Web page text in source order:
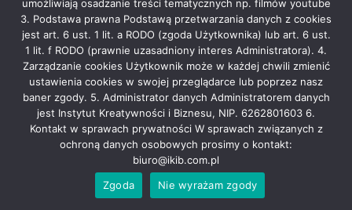
Grupa Medialna Story|Theme: News Portal by Mystery Themes
Bemowo
Białołęka Bielany Mokotów
Ochota
Praga Północ
Praga Południe Rembertów
Śródmieście
Ursus Ursynów
Wesoła
Wilanów
WYDARZENIA
umożliwiają osadzanie treści tematycznych np. filmów youtube
3. Podstawa prawna Podstawą przetwarzania danych z cookies
jest art. 6 ust. 1 lit. a RODO (zgoda Użytkownika) lub art. 6 ust.
1 lit. f RODO (prawnie uzasadniony interes Administratora). 4.
Zarządzanie cookies Użytkownik może w każdej chwili zmienić
ustawienia cookies w swojej przeglądarce lub poprzez nasz
baner zgody. 5. Administrator danych Administratorem danych
jest Instytut Kreatywności i Biznesu, NIP. 6262801603 6.
Kontakt w sprawach prywatności W sprawach związanych z
ochroną danych osobowych prosimy o kontakt:
biuro@ikib.com.pl
Zgoda
Nie wyrażam zgody